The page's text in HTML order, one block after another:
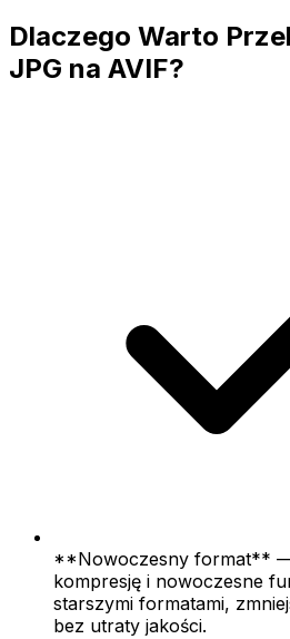
Dlaczego Warto
JPG na AVIF?
**Nowoczesny format** —
kompresję i nowoczesne
starszymi formatami,
bez utraty jakości.